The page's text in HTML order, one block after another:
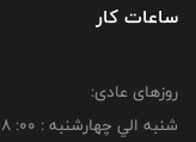
ساعات کار
روزهای عادی:
شنبه الي چهارشنبه : 00: 8 لغايت 16:00